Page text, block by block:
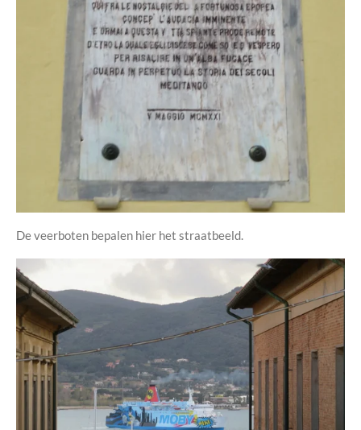
De veerboten bepalen hier het straatbeeld.